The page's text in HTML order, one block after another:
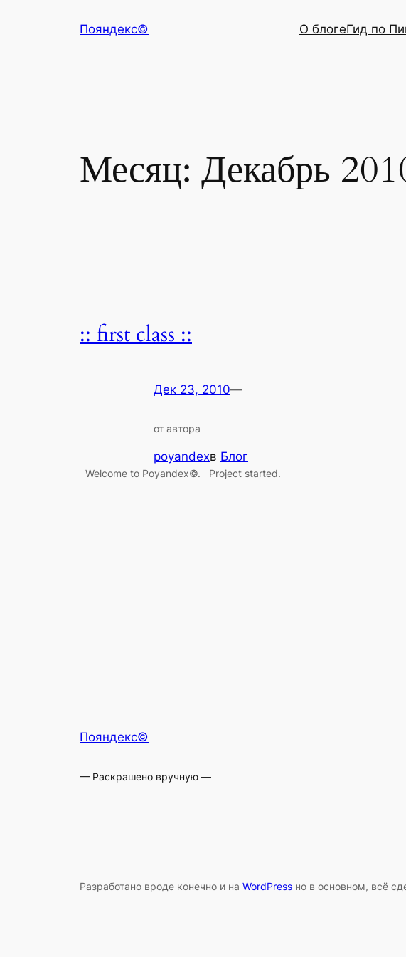
Пояндекс© О блогеГид по
Месяц: Декабрь
:: first class ::
Дек 23, 2010—
от автора
poyandexв Блог
Welcome to Poyandex©. Project started.
Пояндекс©
— Раскрашено вручную —
Разработано вроде конечно и на WordPress но в основном, всё